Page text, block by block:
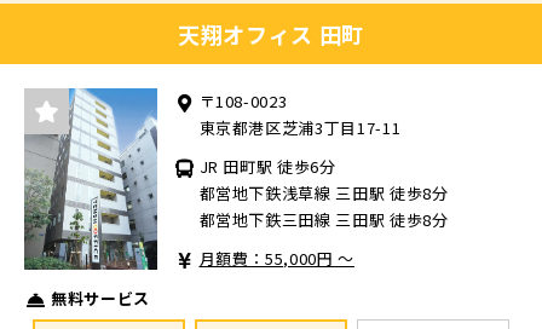
天翔オフィス 田町
〒108-0023
東京都港区芝浦3丁目17-11
JR 田町駅 徒歩6分
都営地下鉄浅草線 三田駅 徒歩8分
都営地下鉄三田線 三田駅 徒歩8分
月額費：55,000円 ～
無料サービス